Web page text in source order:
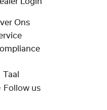
Ons
Taal
Follow us